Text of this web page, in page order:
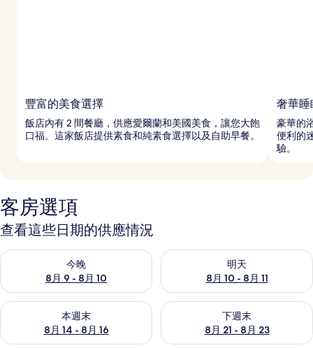
豐富的美食選擇
飯店內有 2 間餐廳，供應愛爾蘭和美國美食，讓您大飽
口福。這家飯店提供素食和純素食選擇以及自助早餐。
奢華睡
豪華的
便利的
驗。
客房選項
查看這些日期的供應情況
今晚
8月 9 - 8月 10
查看今晚 (8月 9 - 8月 10) 的供應情況
明天
8月 10 - 8月 11
查看明天 (8月 10 - 8月 11) 的
本週末
8月 14 - 8月 16
查看本週末 (8月 14 - 8月 16) 的供應情況
下週末
8月 21 - 8月 23
查看下週末 (8月 21 - 8月 23)